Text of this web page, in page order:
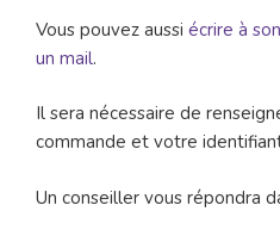
Vous pouvez aussi écrire à
un mail.
Il sera nécessaire de
commande et votre
Un conseiller vous répondra